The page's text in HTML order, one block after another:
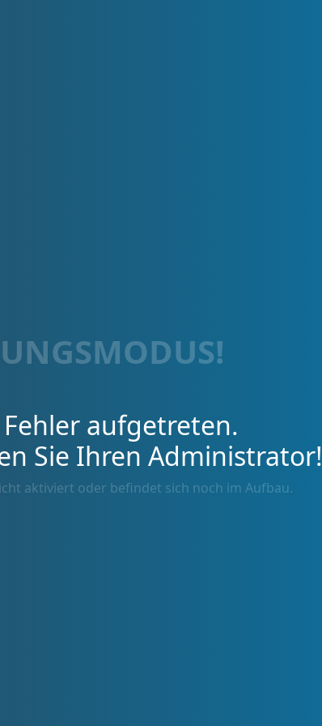
Fehler aufgetreten.
Sie Ihren Administrator!
aktiviert oder befindet sich noch im Aufbau.